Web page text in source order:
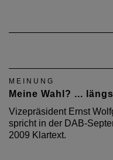
MEINUNG
Meine Wahl? ...
Vizepräsident Ernst
spricht in der DAB-
2009 Klartext.